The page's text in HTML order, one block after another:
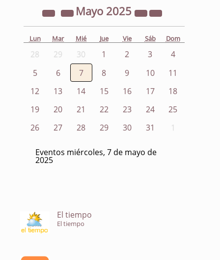
Mayo 2025
Lun Mar Mié Jue Vie Sáb Dom
28 29 30 1 2 3
4
5
6 7 8 9 10
11
12
13 14 15 16 17
18
19
20 21 22 23 24
25
26
27 28 29 30 31 1
Eventos miércoles, 7 de mayo de
2025
El tiempo
El tiempo